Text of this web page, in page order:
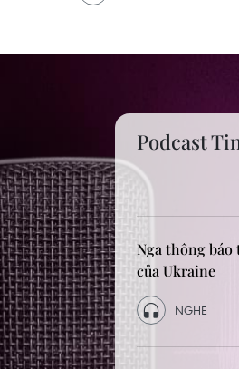
Podcast Di
Ô mai Hà Nội
tinh tế của
NGHE